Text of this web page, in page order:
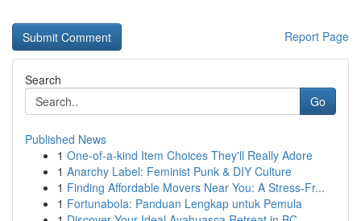
Report Page
Search
Go
Published News
1 One-of-a-kind Item Choices They'll Really Adore
1 Anarchy Label: Feminist Punk & DIY Culture
1 Finding Affordable Movers Near You: A Stress-Fr...
1 Fortunabola: Panduan Lengkap untuk Pemula